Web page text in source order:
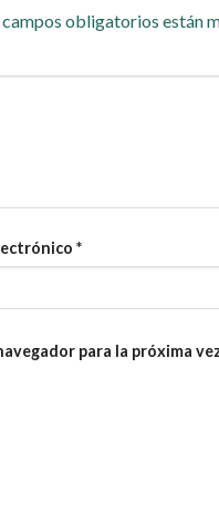
campos obligatorios están
*
para la próxima